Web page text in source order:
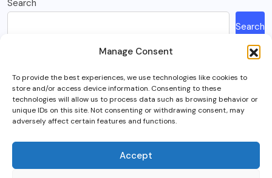
Manage Consent
To provide the best experiences, we use technologies like cookies to
store and/or access device information. Consenting to these
technologies will allow us to process data such as browsing behavior or
unique IDs on this site. Not consenting or withdrawing consent, may
adversely affect certain features and functions.
Accept
Search
Search
Recent Posts
How Much Is A Sega Dreamcast Worth In 2023?
Here’s What Happened To Team Fortress 2, Explained
What Is Intel Optane And Is It Still Worth Using Today?
5 Best RTS (Real Time Strategy) Games In VR